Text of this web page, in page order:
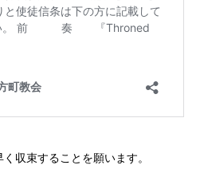
収束することを願います。